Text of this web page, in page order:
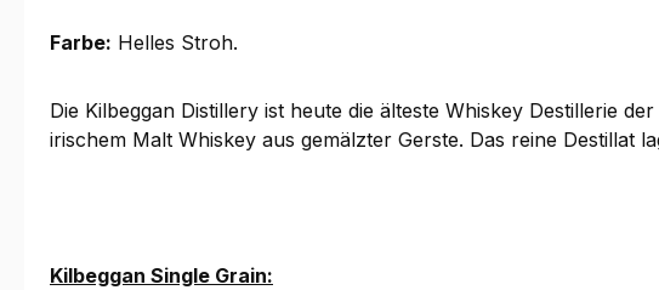
Farbe: Helles Stroh.
Die Kilbeggan Distillery ist heute die älteste Whiskey Destillerie
irischem Malt Whiskey aus gemälzter Gerste. Das reine
Kilbeggan Single Grain: